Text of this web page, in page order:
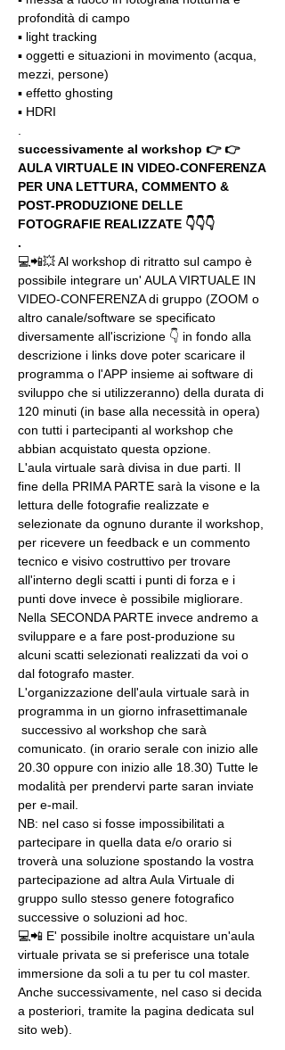
profondità di campo
▪️ light tracking
▪️ oggetti e situazioni in movimento (acqua,
mezzi, persone)
▪️ effetto ghosting
▪️ HDRI
successivamente al workshop 👉 👉
AULA VIRTUALE IN VIDEO-CONFERENZA
PER UNA LETTURA, COMMENTO &
POST-PRODUZIONE DELLE
FOTOGRAFIE REALIZZATE 👇👇👇
.
💻📲💥 Al workshop di ritratto sul campo è
possibile integrare un' AULA VIRTUALE IN
VIDEO-CONFERENZA di gruppo (ZOOM o
altro canale/software se specificato
diversamente all'iscrizione 👇 in fondo alla
descrizione i links dove poter scaricare il
programma o l'APP insieme ai software di
sviluppo che si utilizzeranno) della durata di
120 minuti (in base alla necessità in opera)
con tutti i partecipanti al workshop che
abbian acquistato questa opzione.
L'aula virtuale sarà divisa in due parti. Il
fine della PRIMA PARTE sarà la visone e la
lettura delle fotografie realizzate e
selezionate da ognuno durante il workshop,
per ricevere un feedback e un commento
tecnico e visivo costruttivo per trovare
all'interno degli scatti i punti di forza e i
punti dove invece è possibile migliorare.
Nella SECONDA PARTE invece andremo a
sviluppare e a fare post-produzione su
alcuni scatti selezionati realizzati da voi o
dal fotografo master.
L'organizzazione dell'aula virtuale sarà in
programma in un giorno infrasettimanale
successivo al workshop che sarà
comunicato. (in orario serale con inizio alle
20.30 oppure con inizio alle 18.30) Tutte le
modalità per prendervi parte saran inviate
per e-mail.
NB: nel caso si fosse impossibilitati a
partecipare in quella data e/o orario si
troverà una soluzione spostando la vostra
partecipazione ad altra Aula Virtuale di
gruppo sullo stesso genere fotografico
successive o soluzioni ad hoc.
💻📲 E' possibile inoltre acquistare un'aula
virtuale privata se si preferisce una totale
immersione da soli a tu per tu col master.
Anche successivamente, nel caso si decida
a posteriori, tramite la pagina dedicata sul
sito web).